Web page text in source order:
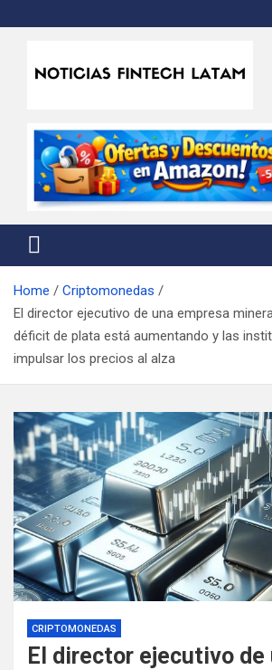
to
Noticias Fintech
Home
Criptomonedas
El director ejecutivo de una empresa
déficit de plata está aumentando y las
impulsar los precios al alza
CRIPTOMONEDAS
El director ejecutivo de